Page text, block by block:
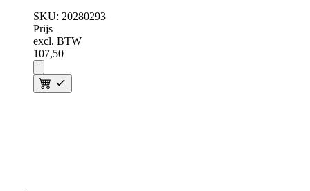
SKU: 20280293
Prijs
excl. BTW
107,50